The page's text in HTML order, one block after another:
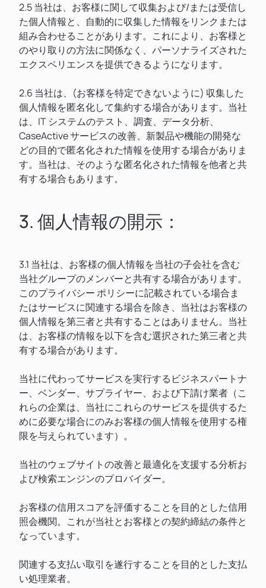
2.5 当社は、お客様に関して収集および/または受信し
た個人情報と、自動的に収集した情報をリンクまたは
組み合わせることがあります。これにより、お客様と
のやり取りの方法に関係なく、パーソナライズされた
エクスペリエンスを提供できるようになります。
2.6 当社は、(お客様を特定できないように) 収集した
個人情報を匿名化して集約する場合があります。当社
は、IT システムのテスト、調査、データ分析、
CaseActive サービスの改善、新製品や機能の開発な
どの目的で匿名化された情報を使用する場合がありま
す。当社は、そのような匿名化された情報を他者と共
有する場合もあります。
3. 個人情報の開示：
3.1 当社は、お客様の個人情報を当社の子会社を含む
当社グループのメンバーと共有する場合があります。
このプライバシー ポリシーに記載されている場合ま
たはサービスに関連する場合を除き、当社はお客様の
個人情報を第三者と共有することはありません。当社
は、お客様の情報を以下を含む選択された第三者と共
有する場合があります。
当社に代わってサービスを実行するビジネスパートナ
ー、ベンダー、サプライヤー、および下請け業者（こ
れらの企業は、当社にこれらのサービスを提供するた
めに必要な場合にのみお客様の個人情報を使用する権
限を与えられています）。
当社のウェブサイトの改善と最適化を支援する分析お
よび検索エンジンのプロバイダー。
お客様の信用スコアを評価することを目的とした信用
照会機関。これが当社とお客様との契約締結の条件と
なっています。
関連する支払い取引を遂行することを目的とした支払
い処理業者。